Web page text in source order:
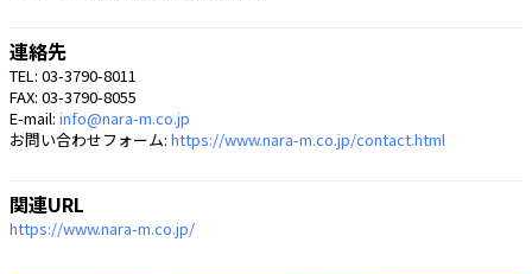
連絡先
TEL: 03-3790-8011
FAX: 03-3790-8055
E-mail: info@nara-m.co.jp
お問い合わせフォーム: https://www.nara-m.co.jp/contact.html
関連URL
https://www.nara-m.co.jp/